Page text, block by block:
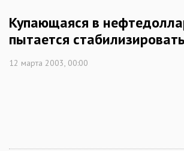
Купающаяся в
пытается
12 марта 2003, 00:00